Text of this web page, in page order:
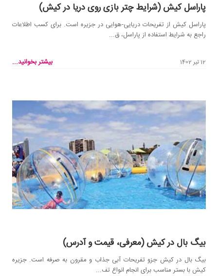
پاراسل کیش (شرایط چتر بازی روی دریا در کیش)
پاراسل کیش از تفریحات دریایی-هوایی در جزیره است. برای کسب اطلاعات
راجع به شرایط استفاده از پاراسل، ق...
12 تیر 1402 بیشتر بخوانید...
بیگ بال در کیش (معرفی، قیمت و آدرس)
بیگ بال در کیش جزو تفریحات آبی جذاب و مقرون به صرفه است. جزیره
کیش با بستر مناسب برای انجام انواع تف...